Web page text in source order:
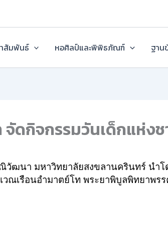
สัมพันธ์ หอศิลป์และพิพิธภัณฑ์ ฐาน
จกรรมวันเด็กแห่งช
ฒนา มหาวิทยาลัยสงขลานครินทร์ นำ
ณเรือนอำมาตย์โท พระยาพิบูลพิทยาพร